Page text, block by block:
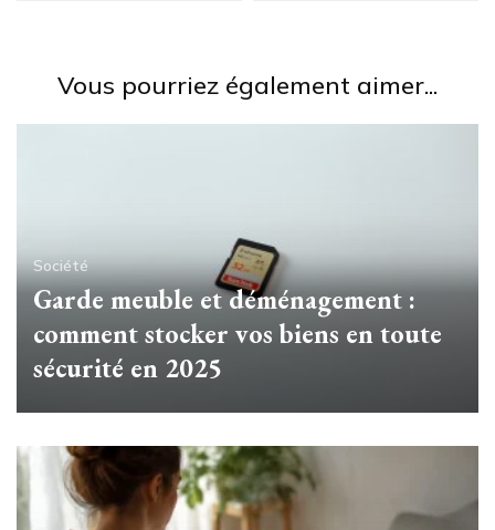
Vous pourriez également aimer...
Société
Garde meuble et déménagement :
comment stocker vos biens en toute
sécurité en 2025